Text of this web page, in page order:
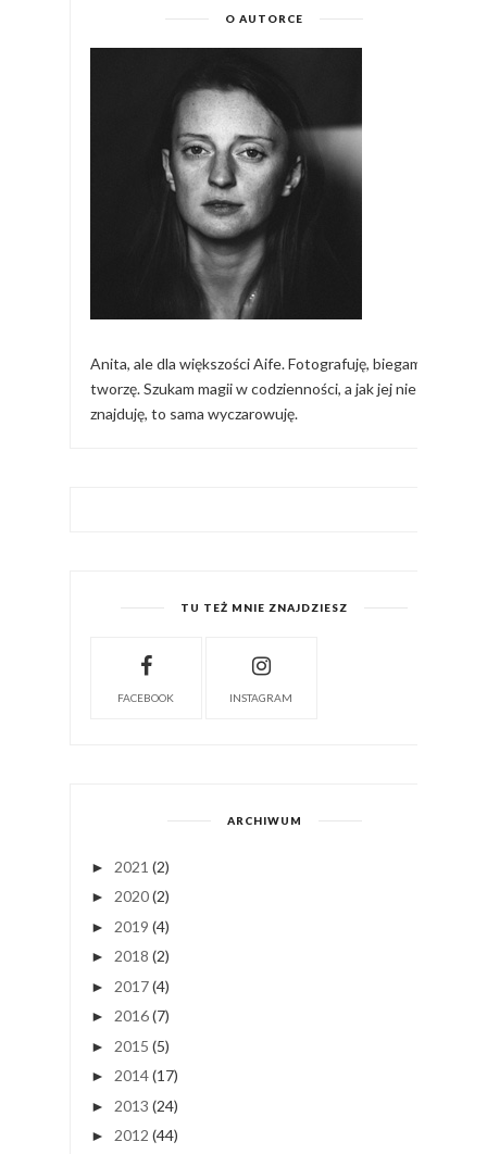
O AUTORCE
Anita, ale dla większości Aife. Fotografuję, biegam,
tworzę. Szukam magii w codzienności, a jak jej nie
znajduję, to sama wyczarowuję.
TU TEŻ MNIE ZNAJDZIESZ
FACEBOOK INSTAGRAM
ARCHIWUM
► 2021 (2)
► 2020(2)
► 2019 (4)
► 2018 (2)
► 2017(4)
► 2016(7)
► 2015 (5)
► 2014(17)
► 2013 (24)
► 2012 (44)